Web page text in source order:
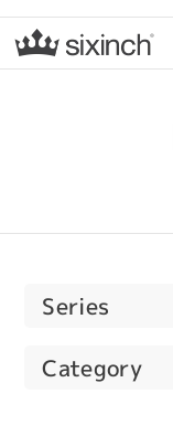
Series
Bead
Category